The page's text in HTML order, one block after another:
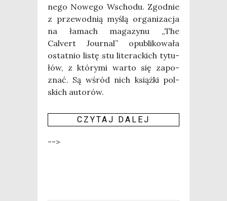
ne­go Nowe­go Wscho­du. Zgod­nie
z prze­wod­nią myślą orga­ni­za­cja
na łamach maga­zy­nu „The
Calvert Jour­nal” opu­bli­ko­wa­ła
ostat­nio listę stu lite­rac­kich tytu­
łów, z któ­ry­mi war­to się zapo­
znać. Są wśród nich książ­ki pol­
skich auto­rów.
CZY­TAJ DALEJ
-->